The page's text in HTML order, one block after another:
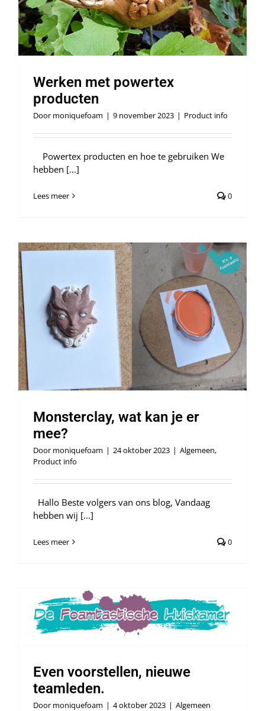
Webshop
Werken met powertex
producten
Door moniquefoam | 9 november 2023 | Product info
Powertex producten en hoe te gebruiken We
hebben [...]
Lees meer 0
Monsterclay, wat kan je er
mee?
Door moniquefoam | 24 oktober 2023 | Algemeen,
Product info
Hallo Beste volgers van ons blog, Vandaag
hebben wij [...]
Lees meer 0
Even voorstellen, nieuwe
teamleden.
Door moniquefoam | 4 oktober 2023 | Algemeen